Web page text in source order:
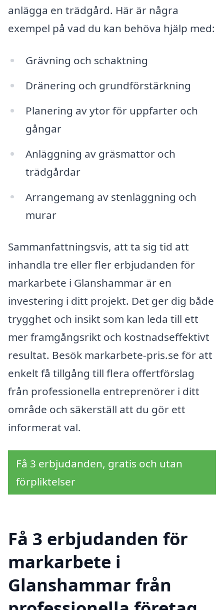
anlägga en trädgård. Här är några
exempel på vad du kan behöva hjälp med:
Grävning och schaktning
Dränering och grundförstärkning
Planering av ytor för uppfarter och
gångar
Anläggning av gräsmattor och
trädgårdar
Arrangemang av stenläggning och
murar
Sammanfattningsvis, att ta sig tid att
inhandla tre eller fler erbjudanden för
markarbete i Glanshammar är en
investering i ditt projekt. Det ger dig både
trygghet och insikt som kan leda till ett
mer framgångsrikt och kostnadseffektivt
resultat. Besök markarbete-pris.se för att
enkelt få tillgång till flera offertförslag
från professionella entreprenörer i ditt
område och säkerställ att du gör ett
informerat val.
Få 3 erbjudanden, gratis och utan
förpliktelser
Få 3 erbjudanden för
markarbete i
Glanshammar från